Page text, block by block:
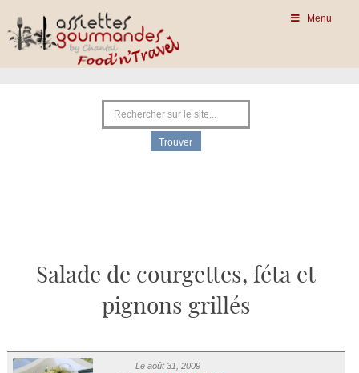
Menu
Salade de courgettes, féta et
pignons grillés
Le août 31, 2009